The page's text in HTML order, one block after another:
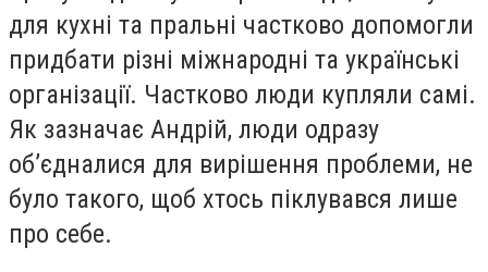
для кухні та пральні частково допомогли
придбати різні міжнародні та українські
організації. Частково люди купляли самі.
Як зазначає Андрій, люди одразу
об’єдналися для вирішення проблеми, не
було такого, щоб хтось піклувався лише
про себе.